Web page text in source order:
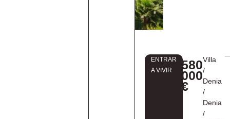
ENTRAR
A VIVIR
580
000
€
Villa
/
Denia
/
Denia
/